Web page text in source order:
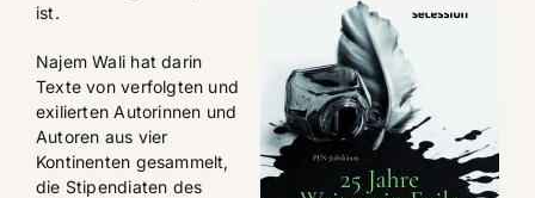
ist.
Najem Wali hat darin
Texte von verfolgten und
exilierten Autorinnen und
Autoren aus vier
Kontinenten gesammelt,
die Stipendiaten des